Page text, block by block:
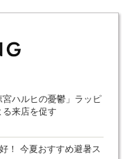
ハルヒの憂鬱」ラッピ
来店を促す
！ 今夏おすすめ避暑ス